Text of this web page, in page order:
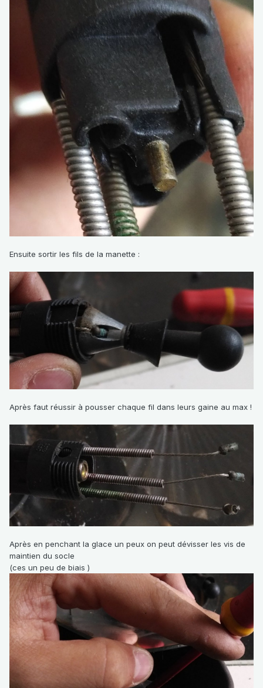
Ensuite sortir les fils de la manette :
Après faut réussir à pousser chaque fil dans leurs gaine au max !
Après en penchant la glace un peux on peut dévisser les vis de
maintien du socle
(ces un peu de biais )